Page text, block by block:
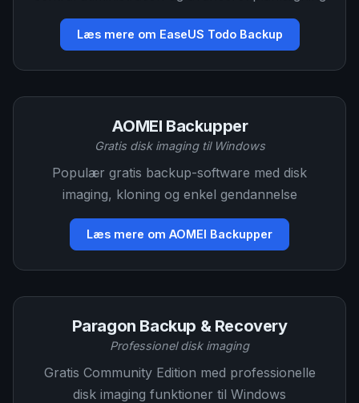
Læs mere om EaseUS Todo Backup
AOMEI Backupper
Gratis disk imaging til Windows
Populær gratis backup-software med disk
imaging, kloning og enkel gendannelse
Læs mere om AOMEI Backupper
Paragon Backup & Recovery
Professionel disk imaging
Gratis Community Edition med professionelle
disk imaging funktioner til Windows